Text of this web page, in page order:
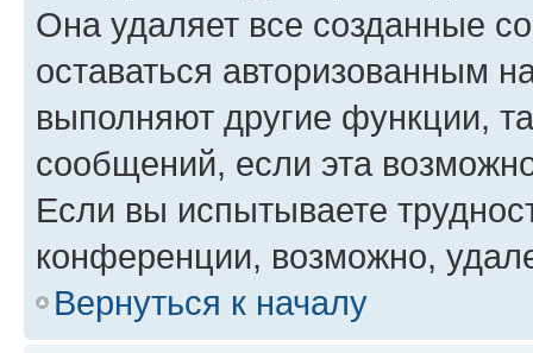
Она удаляет все созданные
оставаться авторизованным
выполняют другие функции,
сообщений, если эта
Если вы испытываете
конференции, возможно,
Вернуться к началу